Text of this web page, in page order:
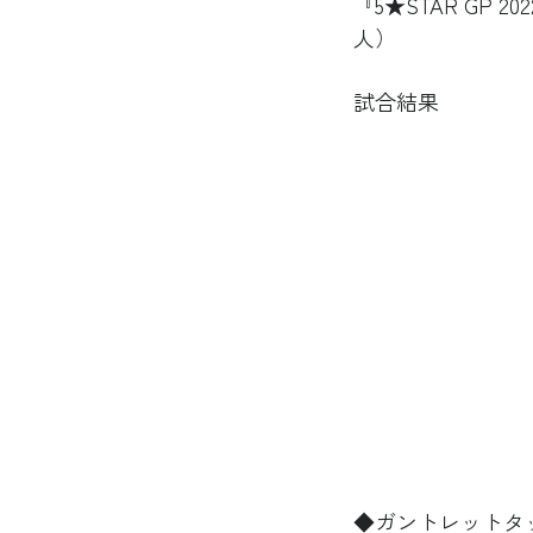
人）
試合結果
◆ガントレットタ